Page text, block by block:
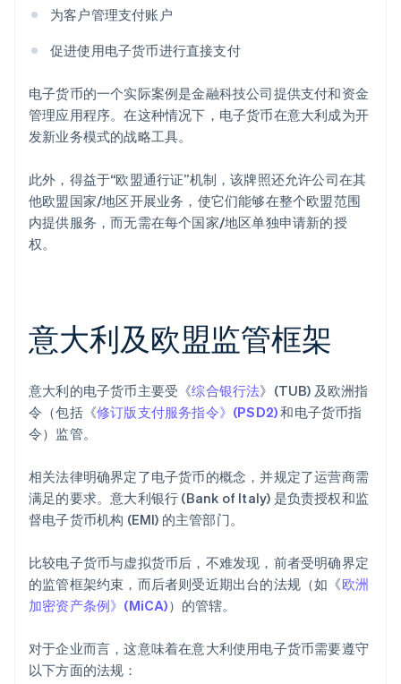
为客户管理支付账户
促进使用电子货币进行直接支付
电子货币的一个实际案例是金融科技公司提供支付和资金
管理应用程序。在这种情况下，电子货币在意大利成为开
发新业务模式的战略工具。
此外，得益于“欧盟通行证”机制，该牌照还允许公司在其
他欧盟国家/地区开展业务，使它们能够在整个欧盟范围
内提供服务，而无需在每个国家/地区单独申请新的授
权。
意大利及欧盟监管框架
意大利的电子货币主要受《综合银行法》(TUB) 及欧洲指
令（包括《修订版支付服务指令》(PSD2)和电子货币指
令）监管。
相关法律明确界定了电子货币的概念，并规定了运营商需
满足的要求。意大利银行 (Bank of Italy) 是负责授权和监
督电子货币机构 (EMI) 的主管部门。
比较电子货币与虚拟货币后，不难发现，前者受明确界定
的监管框架约束，而后者则受近期出台的法规（如《欧洲
加密资产条例》(MiCA)）的管辖。
对于企业而言，这意味着在意大利使用电子货币需要遵守
以下方面的法规：